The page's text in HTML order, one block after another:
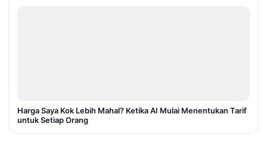
Harga Saya Kok Lebih Mahal? Ketika AI Mulai Menentukan Tarif
untuk Setiap Orang